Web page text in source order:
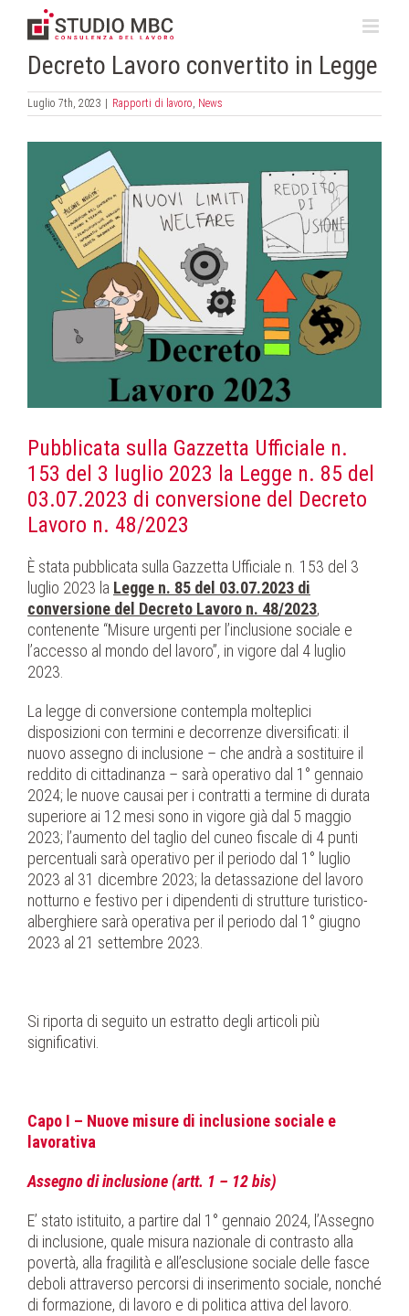
contenutoDecreto Lavoro convertito in Legge
Luglio 7th, 2023 Rapporti di lavoro, News
immagine
Pubblicata sulla Gazzetta Ufficiale n.
153 del 3 luglio 2023 la Legge n. 85 del
03.07.2023 di conversione del Decreto
Lavoro n. 48/2023
È stata pubblicata sulla Gazzetta Ufficiale n. 153 del 3
luglio 2023 la Legge n. 85 del 03.07.2023 di
conversione del Decreto Lavoro n. 48/2023,
contenente “Misure urgenti per l’inclusione sociale e
l’accesso al mondo del lavoro”, in vigore dal 4 luglio
2023.
La legge di conversione contempla molteplici
disposizioni con termini e decorrenze diversificati: il
nuovo assegno di inclusione – che andrà a sostituire il
reddito di cittadinanza – sarà operativo dal 1° gennaio
2024; le nuove causai per i contratti a termine di durata
superiore ai 12 mesi sono in vigore già dal 5 maggio
2023; l’aumento del taglio del cuneo fiscale di 4 punti
percentuali sarà operativo per il periodo dal 1° luglio
2023 al 31 dicembre 2023; la detassazione del lavoro
notturno e festivo per i dipendenti di strutture turistico-
alberghiere sarà operativa per il periodo dal 1° giugno
2023 al 21 settembre 2023.
Si riporta di seguito un estratto degli articoli più
significativi.
Capo I – Nuove misure di inclusione sociale e
lavorativa
Assegno di inclusione (artt. 1 – 12 bis)
E’ stato istituito, a partire dal 1° gennaio 2024, l’Assegno
di inclusione, quale misura nazionale di contrasto alla
povertà, alla fragilità e all’esclusione sociale delle fasce
deboli attraverso percorsi di inserimento sociale, nonché
di formazione, di lavoro e di politica attiva del lavoro.